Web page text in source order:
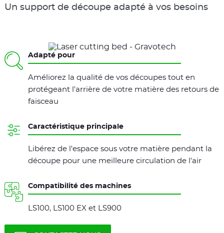
Un support de découpe adapté à vos besoins
Adapté pour
Améliorez la qualité de vos découpes tout en
protégeant l'arrière de votre matière des retours de
faisceau
Caractéristique principale
Libérez de l'espace sous votre matière pendant la
découpe pour une meilleure circulation de l'air
Compatibilité des machines
LS100, LS100 EX et LS900